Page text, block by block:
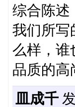
综合陈述
我们所写
么样，谁
品质的高
皿成千